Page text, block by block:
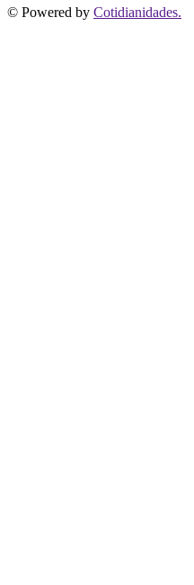
© Powered by Cotidianidades.